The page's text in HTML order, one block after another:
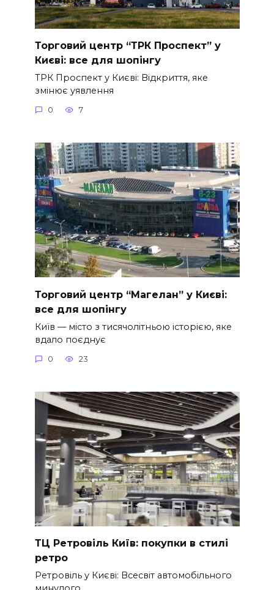
Торговий центр “ТРК Проспект” у
Києві: все для шопінгу
ТРК Проспект у Києві: Відкриття, яке
змінює уявлення
0 7
Торговий центр “Магелан” у Києві:
все для шопінгу
Київ — місто з тисячолітньою історією, яке
вдало поєднує
0 23
ТЦ Ретровіль Київ: покупки в стилі
ретро
Ретровіль у Києві: Всесвіт автомобільного